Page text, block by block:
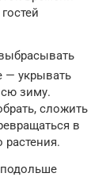
— укрывать
зиму.
сложить
в